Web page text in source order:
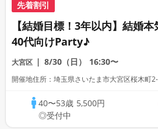
先着割引
【結婚目標！3年以内】結婚
40代向けParty♪
大宮区 8/30（日） 16:30〜
開催地住所：埼玉県さいたま市大宮区桜木町
40〜53歳 5,500円
◎受付中